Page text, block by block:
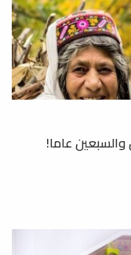
عاما!